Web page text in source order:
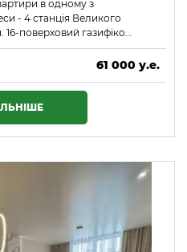
в одному з
- 4 станція Великого
поверховий газифіко…
61 000 у.е.
2 623 000 ₴